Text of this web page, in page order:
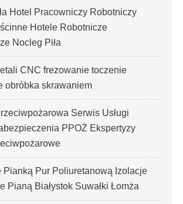
Hotel Pracowniczy Robotniczy
Hotele Robotnicze
Nocleg Piła
CNC frezowanie toczenie
obróbka skrawaniem
Serwis Usługi
PPOŻ Ekspertyzy
Pianką Pur Poliuretanową Izolacje
Pianą Białystok Suwałki Łomża